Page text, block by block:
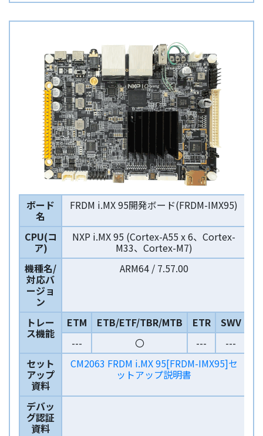
ボード
名
FRDM i.MX 95開発ボード(FRDM-IMX95)
CPU(コ
ア)
NXP i.MX 95 (Cortex-A55 x 6、Cortex-
M33、Cortex-M7)
機種名/
対応バ
ージョ
ン
ARM64 / 7.57.00
トレー
ス機能
ETM ETB/ETF/TBR/MTB ETR
SWV
---
〇 ---
---
セット
アップ
資料
CM2063 FRDM i.MX 95[FRDM-IMX95]セ
ットアップ説明書
デバッ
グ認証
資料